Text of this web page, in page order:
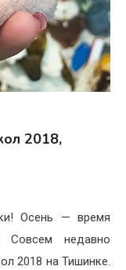
2018,
Осень — время
недавно
2018 на Тишинке.